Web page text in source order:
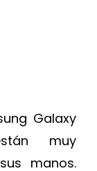
Galaxy
muy
manos.